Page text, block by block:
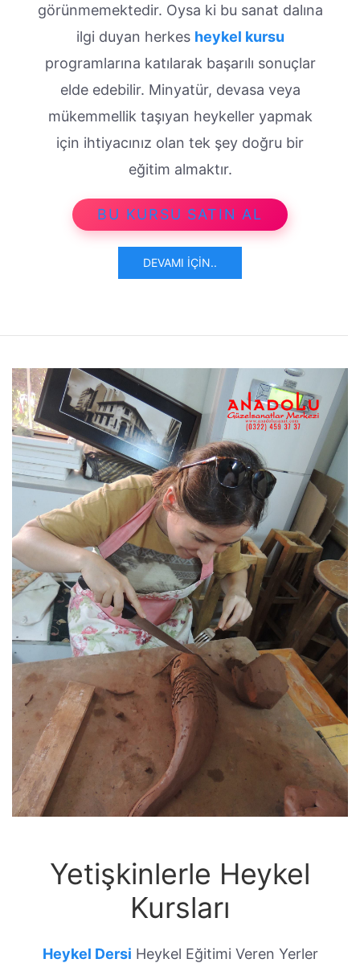
görünmemektedir. Oysa ki bu sanat dalına
ilgi duyan herkes heykel kursu
programlarına katılarak başarılı sonuçlar
elde edebilir. Minyatür, devasa veya
mükemmellik taşıyan heykeller yapmak
için ihtiyacınız olan tek şey doğru bir
eğitim almaktır.
BU KURSU SATIN AL
DEVAMI İÇIN..
Yetişkinlerle Heykel
Kursları
Heykel Dersi Heykel Eğitimi Veren Yerler